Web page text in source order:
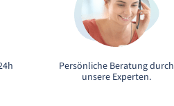
Persönliche Beratung durch
unsere Experten.